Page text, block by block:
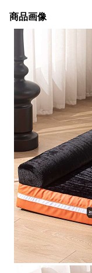
商品画像